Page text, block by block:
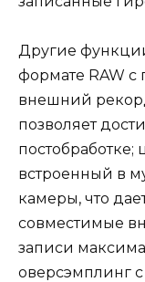
Другие
формате RAW с
внешний
позволяет
встроенный в
камеры, что
совместимые
записи
оверсэмплинг